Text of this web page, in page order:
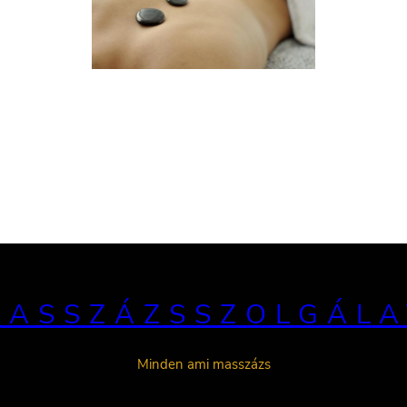
Minden ami masszázs